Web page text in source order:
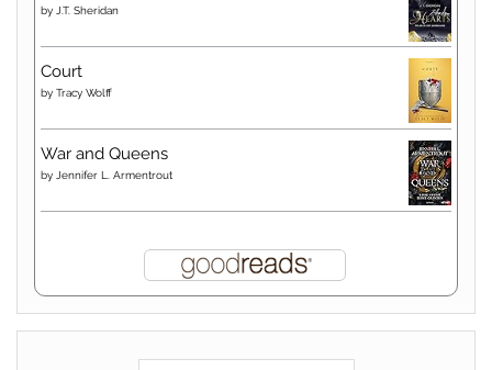
by J.T. Sheridan
Court
by Tracy Wolff
War and Queens
by Jennifer L. Armentrout